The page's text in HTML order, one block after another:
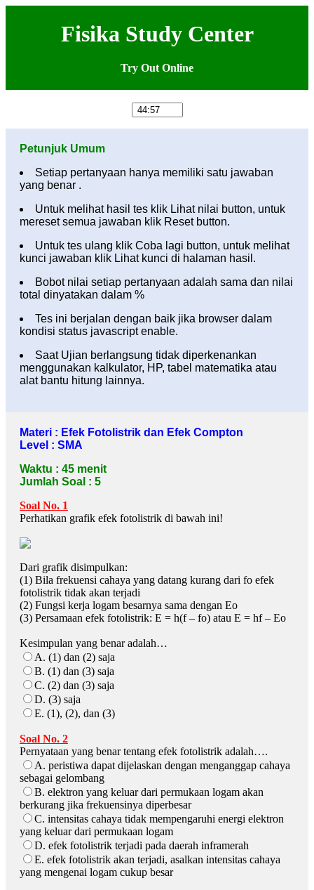
Fisika Study Center
Try Out Online
Petunjuk Umum
Setiap pertanyaan hanya memiliki satu jawaban
yang benar .
Untuk melihat hasil tes klik Lihat nilai button, untuk
mereset semua jawaban klik Reset button.
Untuk tes ulang klik Coba lagi button, untuk melihat
kunci jawaban klik Lihat kunci di halaman hasil.
Bobot nilai setiap pertanyaan adalah sama dan nilai
total dinyatakan dalam %
Tes ini berjalan dengan baik jika browser dalam
kondisi status javascript enable.
Saat Ujian berlangsung tidak diperkenankan
menggunakan kalkulator, HP, tabel matematika atau
alat bantu hitung lainnya.
Materi : Efek Fotolistrik dan Efek Compton
Level : SMA
Waktu : 45 menit
Jumlah Soal : 5
Soal No. 1
Perhatikan grafik efek fotolistrik di bawah ini!
Dari grafik disimpulkan:
(1) Bila frekuensi cahaya yang datang kurang dari fo efek
fotolistrik tidak akan terjadi
(2) Fungsi kerja logam besarnya sama dengan Eo
(3) Persamaan efek fotolistrik: E = h(f – fo) atau E = hf – Eo
Kesimpulan yang benar adalah…
A. (1) dan (2) saja
B. (1) dan (3) saja
C. (2) dan (3) saja
D. (3) saja
E. (1), (2), dan (3)
Soal No. 2
Pernyataan yang benar tentang efek fotolistrik adalah….
A. peristiwa dapat dijelaskan dengan menganggap cahaya
sebagai gelombang
B. elektron yang keluar dari permukaan logam akan
berkurang jika frekuensinya diperbesar
C. intensitas cahaya tidak mempengaruhi energi elektron
yang keluar dari permukaan logam
D. efek fotolistrik terjadi pada daerah inframerah
E. efek fotolistrik akan terjadi, asalkan intensitas cahaya
yang mengenai logam cukup besar